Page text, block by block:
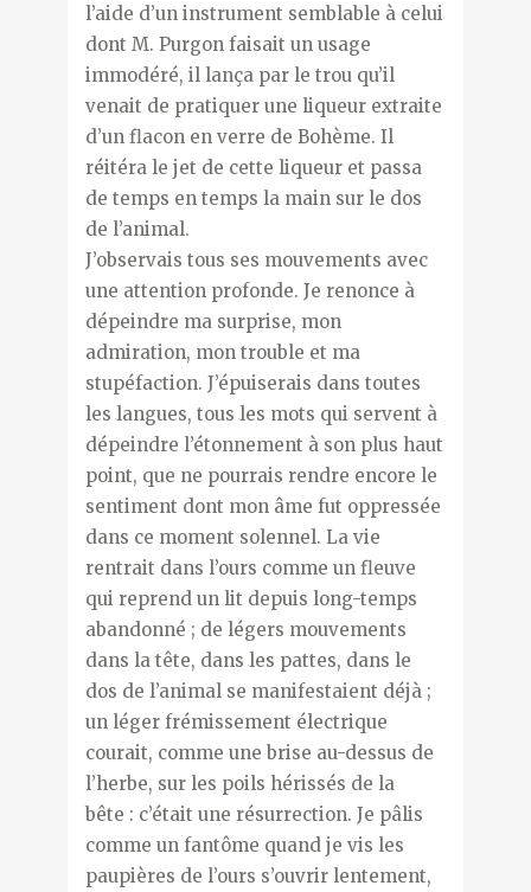
l’aide d’un instrument semblable à celui
dont M. Purgon faisait un usage
immodéré, il lança par le trou qu’il
venait de pratiquer une liqueur extraite
d’un flacon en verre de Bohème. Il
réitéra le jet de cette liqueur et passa
de temps en temps la main sur le dos
de l’animal.
J’observais tous ses mouvements avec
une attention profonde. Je renonce à
dépeindre ma surprise, mon
admiration, mon trouble et ma
stupéfaction. J’épuiserais dans toutes
les langues, tous les mots qui servent à
dépeindre l’étonnement à son plus haut
point, que ne pourrais rendre encore le
sentiment dont mon âme fut oppressée
dans ce moment solennel. La vie
rentrait dans l’ours comme un fleuve
qui reprend un lit depuis long-temps
abandonné ; de légers mouvements
dans la tête, dans les pattes, dans le
dos de l’animal se manifestaient déjà ;
un léger frémissement électrique
courait, comme une brise au-dessus de
l’herbe, sur les poils hérissés de la
bête : c’était une résurrection. Je pâlis
comme un fantôme quand je vis les
paupières de l’ours s’ouvrir lentement,